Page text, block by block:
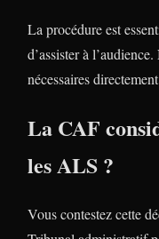
La procédure est
d’assister à
nécessaires
La CAF
les ALS ?
Vous contestez cette